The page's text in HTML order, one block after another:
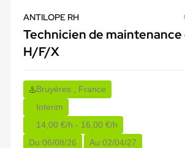
ANTILOPE RH
Technicien de
H/F/X
Bruyères , France
Interim
14,00 €/h - 16,00 €/h
Du:06/08/26 Au:02/04/27